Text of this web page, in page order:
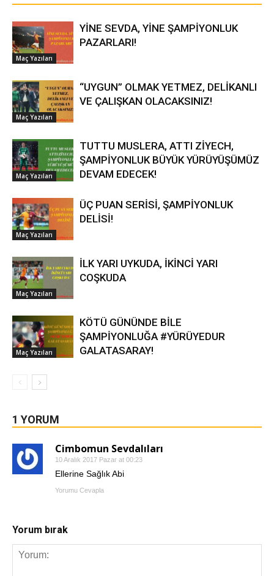
Maç Yazıları
YİNE SEVDA, YİNE ŞAMPİYONLUK
PAZARLARI!
Maç Yazıları
“UYGUN” OLMAK YETMEZ, DELİKANLI
VE ÇALIŞKAN OLACAKSINIZ!
Maç Yazıları
TUTTU MUSLERA, ATTI ZİYECH,
ŞAMPİYONLUK BÜYÜK YÜRÜYÜŞÜMÜZ
DEVAM EDECEK!
Maç Yazıları
ÜÇ PUAN SERİSİ, ŞAMPİYONLUK
DELİSİ!
Maç Yazıları
İLK YARI UYKUDA, İKİNCİ YARI
COŞKUDA
Maç Yazıları
KÖTÜ GÜNÜNDE BİLE
ŞAMPİYONLUĞA #YÜRÜYEDUR
GALATASARAY!
1 YORUM
Cimbomun Sevdalıları
10 Aralık 2017 Pazar at 00:23
Ellerine Sağlık Abi
Yorumu Cevapla
Yorum bırak